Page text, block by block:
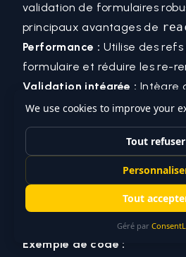
validation de formulaires
principaux avantages de
Performance : Utilise des
formulaire et réduire lesre-
Validation intégrée : Intègre
validation simples et
Simplicité :Réduit le
pour gérer les formulaires.
Avant de commencer, tu
bibliothèque :
Exemple de code :